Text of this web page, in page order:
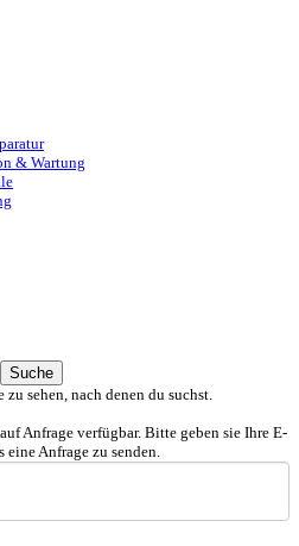
& Wartung
Suche
sehen, nach denen du suchst.
Anfrage verfügbar. Bitte geben sie Ihre E-
Anfrage zu senden.